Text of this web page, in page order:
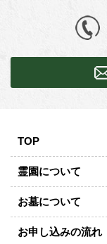
TOP
霊園について
お墓について
お申し込みの流れ